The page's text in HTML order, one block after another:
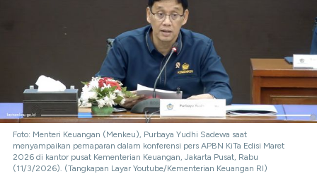
Foto: Menteri Keuangan (Menkeu), Purbaya Yudhi Sadewa saat
menyampaikan pemaparan dalam konferensi pers APBN KiTa Edisi Maret
2026 di kantor pusat Kementerian Keuangan, Jakarta Pusat, Rabu
(11/3/2026). (Tangkapan Layar Youtube/Kementerian Keuangan RI)